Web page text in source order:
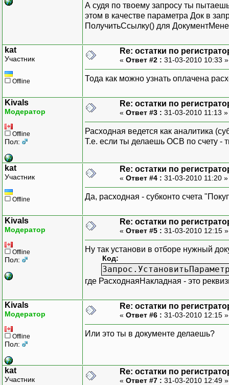
А судя по твоему запросу ты
этом в качестве параметра Док в
ПолучитьСсылку() для
kat
Участник
Offline
Re: остатки по
« Ответ #2 : 31-03-2010 10:33
Тода как можно узнать оплачена
Kivals
Модератор
Offline
Пол:
Re: остатки по
« Ответ #3 : 31-03-2010 11:13
Расходная ведется как аналитика
Т.е. если ты делаешь ОСВ по счету -
kat
Участник
Offline
Re: остатки по
« Ответ #4 : 31-03-2010 11:20
Да, расходная - субконто счета
Kivals
Модератор
Offline
Пол:
Re: остатки по
« Ответ #5 : 31-03-2010 12:15
Ну так установи в отборе нужный
Код:
где РасходнаяНакладная - это
Kivals
Модератор
Offline
Пол:
Re: остатки по
« Ответ #6 : 31-03-2010 12:15
Или это ты в документе делаешь?
kat
Участник
Re: остатки по
« Ответ #7 : 31-03-2010 12:49